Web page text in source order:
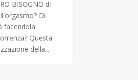
BISOGNO di
Di
facendola
Questa
della...